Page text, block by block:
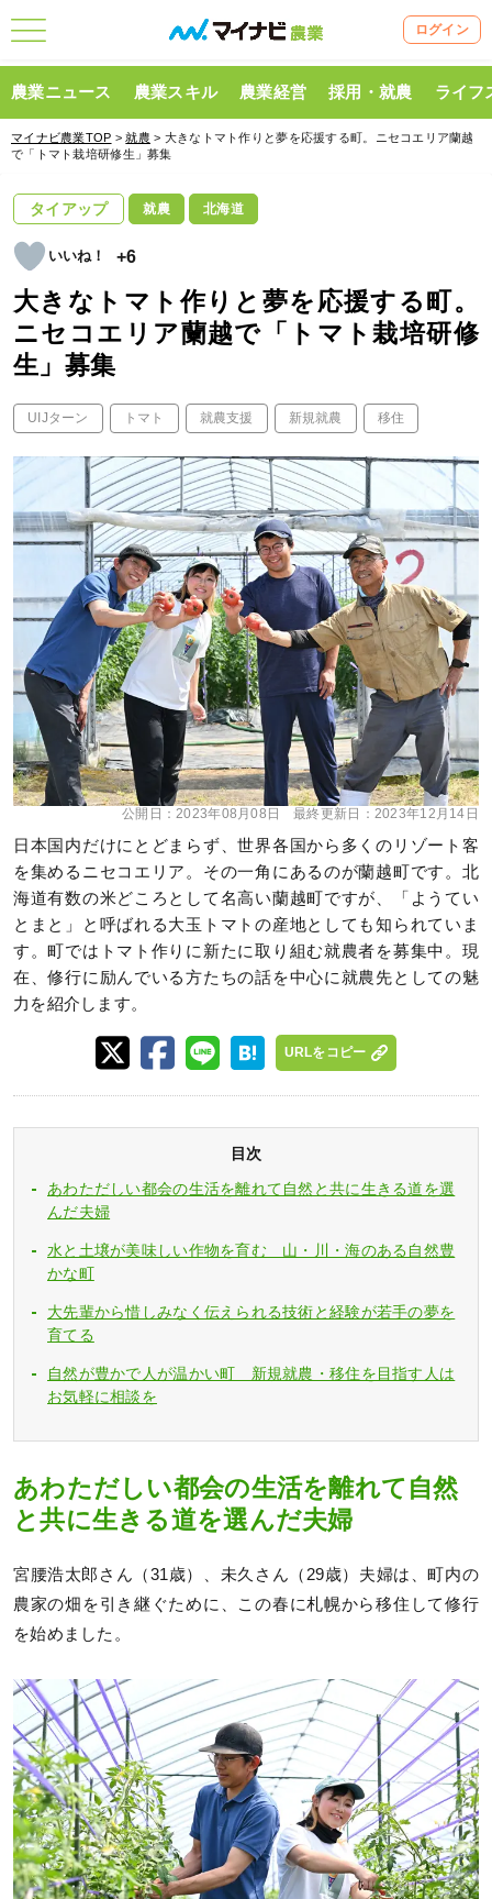
ログイン
農業ニュース 農業スキル 農業経営 採用・就農 ライフ
マイナビ農業TOP >就農 > 大きなトマト作りと夢を応援する町。ニセコエリア蘭越
で「トマト栽培研修生」募集
タイアップ 就農 北海道
+6
大きなトマト作りと夢を応援する町。
ニセコエリア蘭越で「トマト栽培研修
生」募集
UIJターン トマト 就農支援 新規就農 移住
公開日：2023年08月08日 最終更新日： 2023年12月14日
日本国内だけにとどまらず、世界各国から多くのリゾート客
を集めるニセコエリア。その一角にあるのが蘭越町です。北
海道有数の米どころとして名高い蘭越町ですが、「ようてい
とまと」と呼ばれる大玉トマトの産地としても知られていま
す。町ではトマト作りに新たに取り組む就農者を募集中。現
在、修行に励んでいる方たちの話を中心に就農先としての魅
力を紹介します。
URLをコピー
目次
あわただしい都会の生活を離れて自然と共に生きる道を選
んだ夫婦
水と土壌が美味しい作物を育む 山・川・海のある自然豊
かな町
大先輩から惜しみなく伝えられる技術と経験が若手の夢を
育てる
自然が豊かで人が温かい町 新規就農・移住を目指す人は
お気軽に相談を
あわただしい都会の生活を離れて自然
と共に生きる道を選んだ夫婦
宮腰浩太郎さん（31歳）、未久さん（29歳）夫婦は、町内の
農家の畑を引き継ぐために、この春に札幌から移住して修行
を始めました。